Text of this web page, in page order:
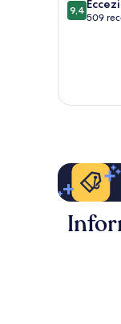
su
9,4
509